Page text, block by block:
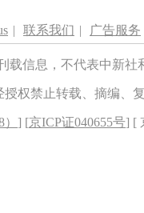
| 联系我们 | 广告服务
载信息，不代表中新
授权禁止转载、摘编、
] [京ICP证040655号] [